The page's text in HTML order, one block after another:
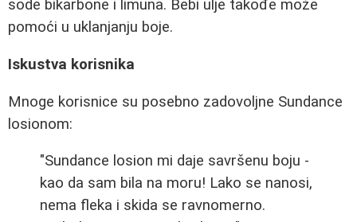
sode bikarbone i limuna. Bebi ulje takođe može
pomoći u uklanjanju boje.
Iskustva korisnika
Mnoge korisnice su posebno zadovoljne Sundance
losionom:
"Sundance losion mi daje savršenu boju -
kao da sam bila na moru! Lako se nanosi,
nema fleka i skida se ravnomerno.